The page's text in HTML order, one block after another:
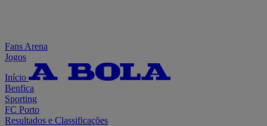
Fans Arena
Jogos
Início
Benfica
Sporting
FC Porto
Resultados e Classificações